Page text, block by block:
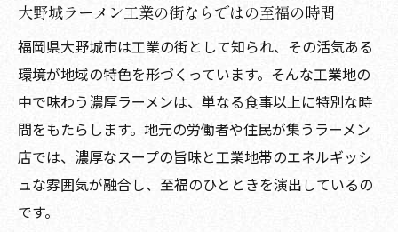
大野城ラーメン工業の街ならではの至福の時間
福岡県大野城市は工業の街として知られ、その活気ある
環境が地域の特色を形づくっています。そんな工業地の
中で味わう濃厚ラーメンは、単なる食事以上に特別な時
間をもたらします。地元の労働者や住民が集うラーメン
店では、濃厚なスープの旨味と工業地帯のエネルギッシ
ュな雰囲気が融合し、至福のひとときを演出しているの
です。